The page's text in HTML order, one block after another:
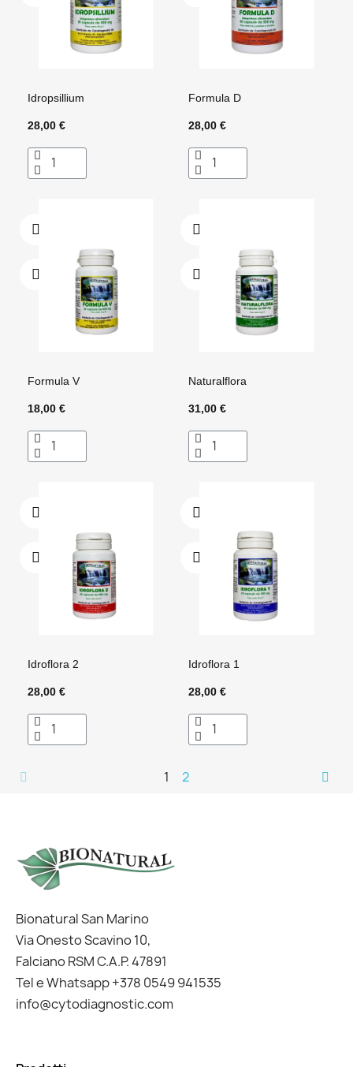
Idropsillium
28,00 €
Formula D
28,00 €
Formula V
18,00 €
Naturalflora
31,00 €
Idroflora 2
28,00 €
Idroflora 1
28,00 €
1 2
Bionatural San Marino
Via Onesto Scavino 10,
Falciano RSM C.A.P. 47891
Tel e Whatsapp +378 0549 941535
info@cytodiagnostic.com